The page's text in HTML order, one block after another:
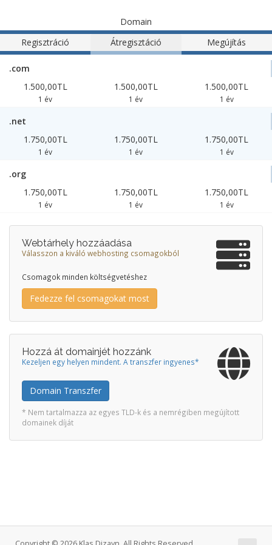
Domain
Regisztráció
Átregisztáció Megújítás
.com
1.500,00TL
1 év
1.500,00TL
1 év
1.500,00TL
1 év
.net
1.750,00TL
1 év
1.750,00TL
1 év
1.750,00TL
1 év
.org
1.750,00TL
1 év
1.750,00TL
1 év
1.750,00TL
1 év
Webtárhely hozzáadása
Válasszon a kiváló webhosting csomagokból
Csomagok minden költségvetéshez
Fedezze fel csomagokat most
Hozzá át domainjét hozzánk
Kezeljen egy helyen mindent. A transzfer ingyenes*
Domain Transzfer
* Nem tartalmazza az egyes TLD-k és a nemrégiben megújított
domainek díját